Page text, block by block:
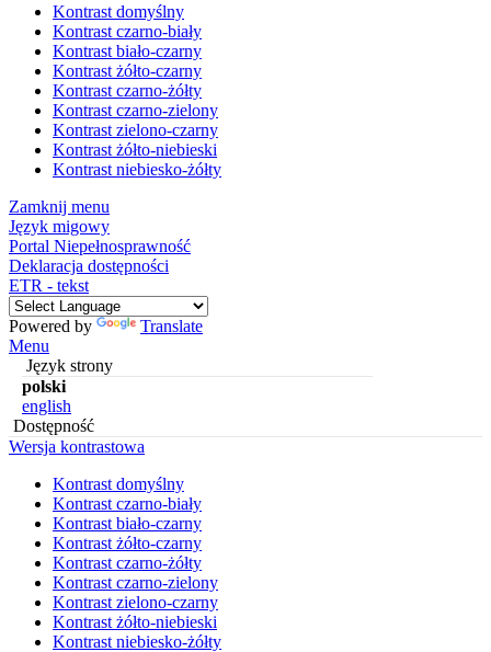
Kontrast domyślny
Kontrast czarno-biały
Kontrast biało-czarny
Kontrast żółto-czarny
Kontrast czarno-żółty
Kontrast czarno-zielony
Kontrast zielono-czarny
Kontrast żółto-niebieski
Kontrast niebiesko-żółty
Zamknij menu
Język migowy
Portal Niepełnosprawność
Deklaracja dostępności
ETR - tekst
Powered by
Translate
Menu
Język strony
polski
english
Dostępność
Wersja kontrastowa
Kontrast domyślny
Kontrast czarno-biały
Kontrast biało-czarny
Kontrast żółto-czarny
Kontrast czarno-żółty
Kontrast czarno-zielony
Kontrast zielono-czarny
Kontrast żółto-niebieski
Kontrast niebiesko-żółty